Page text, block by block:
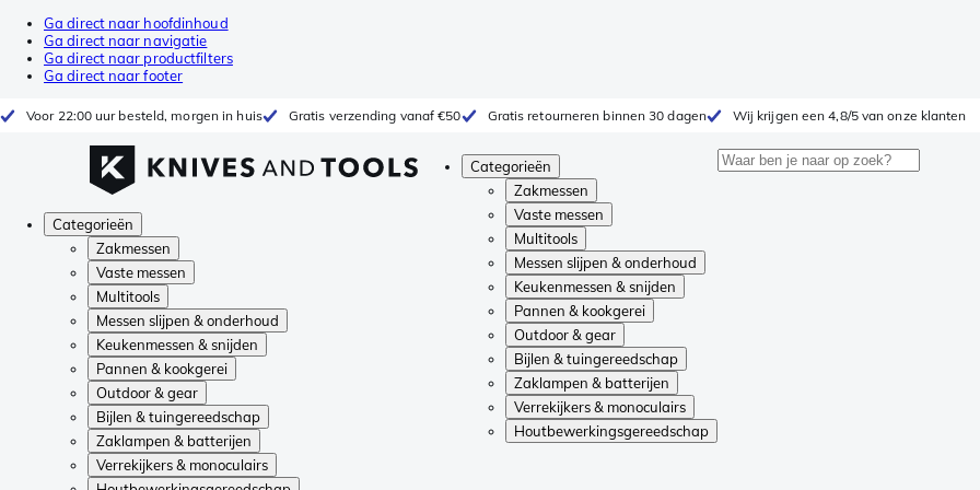
Ga direct naar hoofdinhoud
Ga direct naar navigatie
Ga direct naar productfilters
Ga direct naar footer
Voor 22:00 uur besteld, morgen in huis Gratis verzending vanaf €50 Gratis retourneren binnen 30 dagen Wij krijgen een 4,8/5 van onze klanten
Categorieën
Zakmessen
Vaste messen
Multitools
Messen slijpen & onderhoud
Keukenmessen & snijden
Pannen & kookgerei
Outdoor & gear
Bijlen & tuingereedschap
Zaklampen & batterijen
Verrekijkers & monoculairs
Houtbewerkingsgereedschap
Categorieën
Zakmessen
Vaste messen
Multitools
Messen slijpen & onderhoud
Keukenmessen & snijden
Pannen & kookgerei
Outdoor & gear
Bijlen & tuingereedschap
Zaklampen & batterijen
Verrekijkers & monoculairs